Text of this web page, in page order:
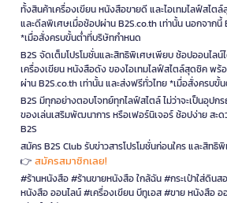
ทั้งสินค้าเครื่องเขียน หนังสือขายดี และไอเทมไลฟ์สไ
และดีลพิเศษเมื่อช้อปผ่าน B2S.co.th เท่านั้น นอกจากนี้
*เมื่อสั่งครบขั้นต่ำที่บริษัทกำหนด
B2S จัดเต็มโปรโมชั่นและสิทธิพิเศษเพียบ ช้อปออนไล
เครื่องเขียน หนังสือดัง ของไอเทมไลฟ์สไตล์สุดชิค พ
ผ่าน B2S.co.th เท่านั้น และส่งฟรีทั่วไทย *เมื่อสั่งครบขั้
B2S มีทุกอย่างตอบโจทย์ทุกไลฟ์สไตล์ ไม่ว่าจะเป็นอุปก
ของเล่นเสริมพัฒนาการ หรือเฟอร์นิเจอร์ ช้อปง่าย สะ
B2S
สมัคร B2S Club รับข่าวสารโปรโมชั่นก่อนใคร และสิทธิ
👉 สมัครสมาชิกเลย!
#ร้านหนังสือ #ร้านขายหนังสือ ใกล้ฉัน #กระเป๋าใส่ดิน
หนังสือ ออนไลน์ #เครื่องเขียน บีทูเอส #ขาย หนังสือ อ